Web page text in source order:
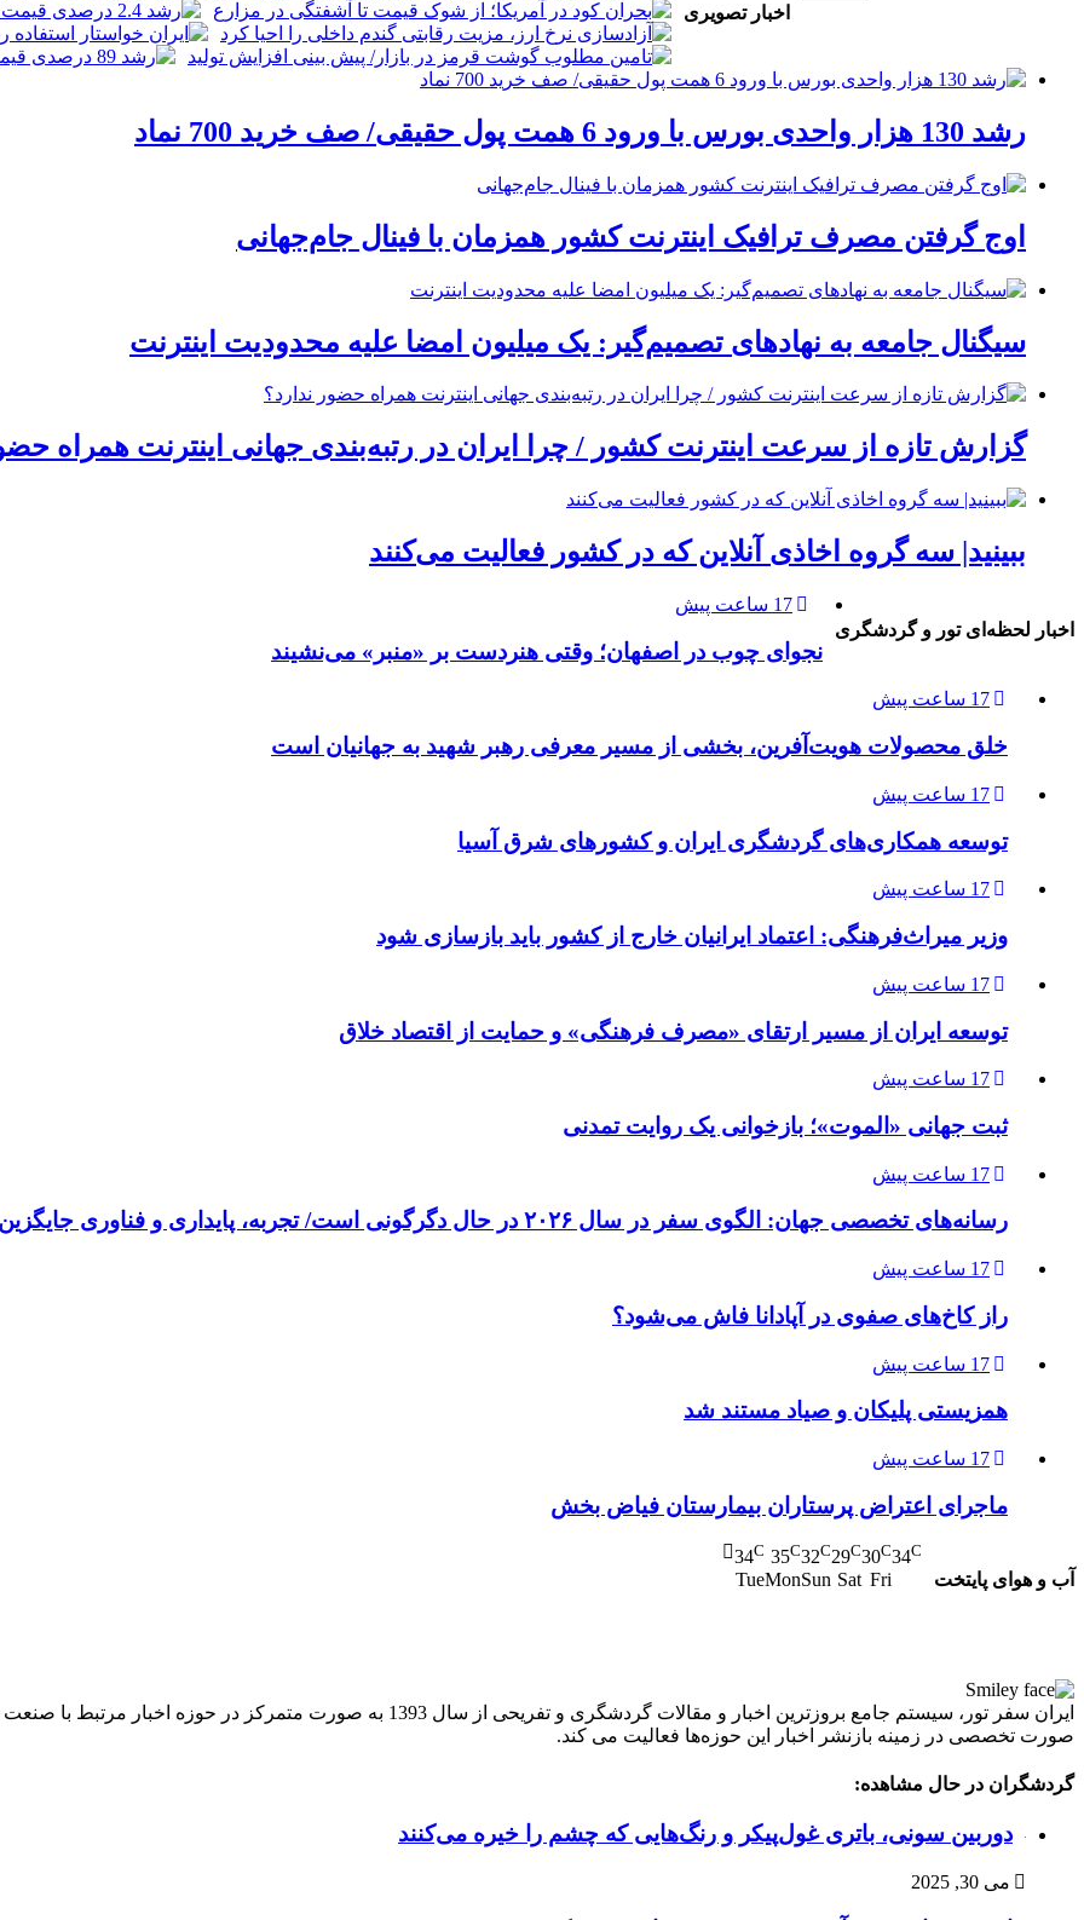
اخبار تصویری
رشد 130 هزار واحدی بورس با ورود 6 همت پول حقیقی/ صف خرید 700 نماد
اوج گرفتن مصرف ترافیک اینترنت کشور همزمان با فینال جام‌جهانی
سیگنال جامعه به نهادهای تصمیم‌گیر: یک میلیون امضا علیه محدودیت اینترنت
گزارش تازه از سرعت اینترنت کشور / چرا ایران در رتبه‌بندی جهانی اینترنت همراه
ببینید| سه گروه اخاذی آنلاین که در کشور فعالیت می‌کنند
اخبار لحظه‌ای تور و گردشگری
17 ساعت پیش
نجوای چوب در اصفهان؛ وقتی هنردست بر «منبر» می‌نشیند
17 ساعت پیش
خلق محصولات هویت‌آفرین، بخشی از مسیر معرفی رهبر شهید به جهانیان است
17 ساعت پیش
توسعه همکاری‌های گردشگری ایران و کشورهای شرق آسیا
17 ساعت پیش
وزیر میراث‌فرهنگی: اعتماد ایرانیان خارج از کشور باید بازسازی شود
17 ساعت پیش
توسعه ایران از مسیر ارتقای «مصرف فرهنگی» و حمایت از اقتصاد خلاق
17 ساعت پیش
ثبت جهانی «الموت»؛ بازخوانی یک روایت تمدنی
17 ساعت پیش
رسانه‌های تخصصی جهان: الگوی سفر در سال ۲۰۲۶ در حال دگرگونی است/ تجربه، پایداری و فناوری جایگزین سفرهای سنتی می‌شوند
17 ساعت پیش
راز کاخ‌های صفوی در آپادانا فاش می‌شود؟
17 ساعت پیش
همزیستی پلیکان و صیاد مستند شد
17 ساعت پیش
ماجرای اعتراض پرستاران بیمارستان فیاض بخش
آب و هوای پایتخت
34C
30C
Fri
29C
Sat
32C
Sun
35C
Mon
34C
Tue
ایران سفر تور، سیستم جامع بروزترین اخبار و مقالات گردشگری و تفریحی از سال
صورت تخصصی در زمینه بازنشر اخبار این حوزه‌ها فعالیت می کند.
گردشگران در حال مشاهده:
دوربین سونی، باتری غول‌پیکر و رنگ‌هایی که چشم را خیره می‌کنند
می 30, 2025